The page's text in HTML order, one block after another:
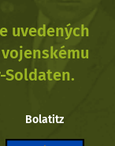
uvedených
Bolatitz